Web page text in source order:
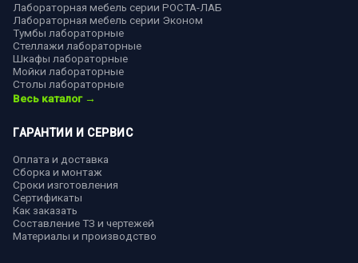
Лабораторная мебель серии РОСТА-ЛАБ
Лабораторная мебель серии Эконом
Тумбы лабораторные
Стеллажи лабораторные
Шкафы лабораторные
Мойки лабораторные
Столы лабораторные
Весь каталог →
ГАРАНТИИ И СЕРВИС
Оплата и доставка
Сборка и монтаж
Сроки изготовления
Сертификаты
Как заказать
Составление ТЗ и чертежей
Материалы и производство